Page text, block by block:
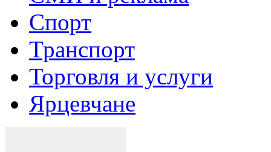
Спорт
Транспорт
Торговля и услуги
Ярцевчане